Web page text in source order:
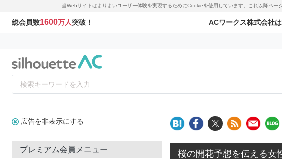
当Webサイトはよりよいユーザー体験を実現するためにCookieを使用しています。これ以降ペ
総会員数1600万人突破！ ACワークス株式会社
広告を非表示にする
プレミアム会員メニュー 桜の開花予想を伝える女